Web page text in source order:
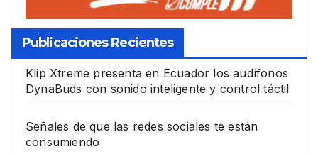
Publicaciones Recientes
Klip Xtreme presenta en Ecuador los audífonos
DynaBuds con sonido inteligente y control táctil
Señales de que las redes sociales te están
consumiendo